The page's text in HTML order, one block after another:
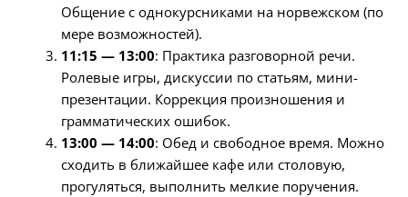
Общение с однокурсниками на норвежском (по
мере возможностей).
11:15 — 13:00: Практика разговорной речи.
Ролевые игры, дискуссии по статьям, мини-
презентации. Коррекция произношения и
грамматических ошибок.
13:00 — 14:00: Обед и свободное время. Можно
сходить в ближайшее кафе или столовую,
прогуляться, выполнить мелкие поручения.